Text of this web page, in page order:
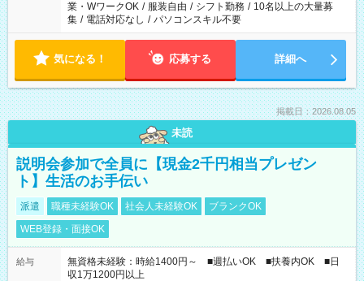
業・WワークOK / 服装自由 / シフト勤務 / 10名以上の大量募
集 / 電話対応なし / パソコンスキル不要
気になる！ 応募する 詳細へ
掲載日：2026.08.05
未読
説明会参加で全員に【現金2千円相当プレゼン
ト】生活のお手伝い
派遣 職種未経験OK 社会人未経験OK
ブランクOK
WEB登録・面接OK
給与
無資格未経験：時給1400円～ ■週払いOK ■扶養内OK ■日
収1万1200円以上